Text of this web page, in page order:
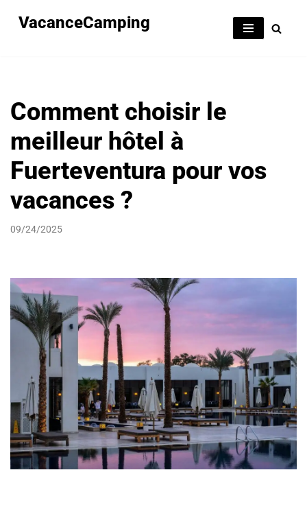
VacanceCamping
Comment choisir le
meilleur hôtel à
Fuerteventura pour vos
vacances ?
09/24/2025